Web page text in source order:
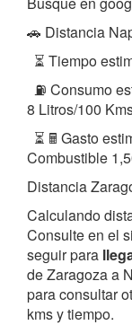
🚗 Distancia
⏳ Tiempo
⛽ Consumo
8 Litros/100
⏳ 🖩 Gasto
Combustible
Distancia
Calculando
Consulte en el
seguir para
de Zaragoza a
para consultar
kms y tiempo.